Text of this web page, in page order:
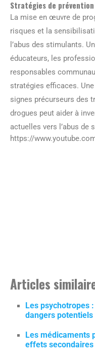
Stratégies de
La mise en œuvre de
risques et la
l’abus des stimulants.
éducateurs, les
responsables
stratégies efficaces.
signes précurseurs des
drogues peut aider à
actuelles vers l’abus de
https://
Articles
Les psychotropes
dangers potentiels
Les médicaments
effets secondaires